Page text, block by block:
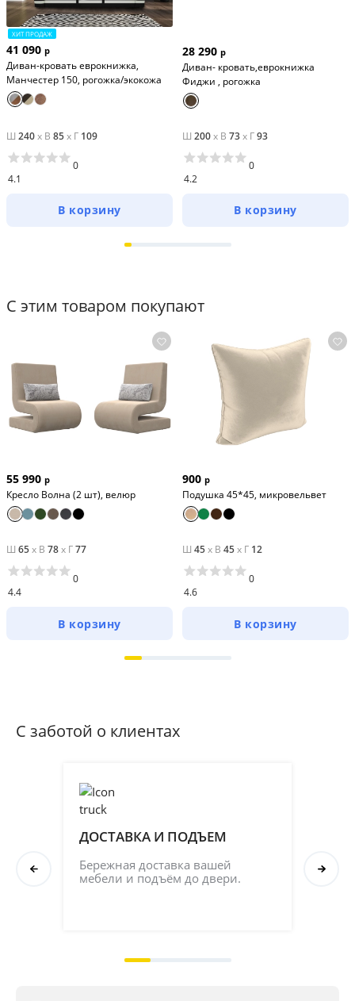
блоков, установленных на направляющие и
кронштейны. Разложить кровать можно выдвинув
вперед сиденья и опустив спинки.
Наполнение: ППУ. Мягкий материал со свойствами
выравнивания поверхности. На сиденье углового
дивана никогда не возникнут неприглядные
ХИТ ПРОДАЖ
41 090 р
Диван-кровать еврокнижка,
Манчестер 150, рогожка/экокожа
Ш 240x В 85x Г 109
4.1
0
В корзину
28 290 р
Диван- кровать,еврокнижка
Фиджи , рогожка
Ш 200x В 73x Г93
4.2
0
В корзину
С этим товаром покупают
55 990 р
Кресло Волна (2 шт), велюр
Ш 65x В 78x Г77
4.4
0
В корзину
900 р
Подушка 45*45, микровельвет
Ш 45x В 45x Г 12
4.6
0
В корзину
С заботой о клиентах
ДОСТАВКА И ПОДЪЕМ
Бережная доставка вашей
мебели и подъём до двери.